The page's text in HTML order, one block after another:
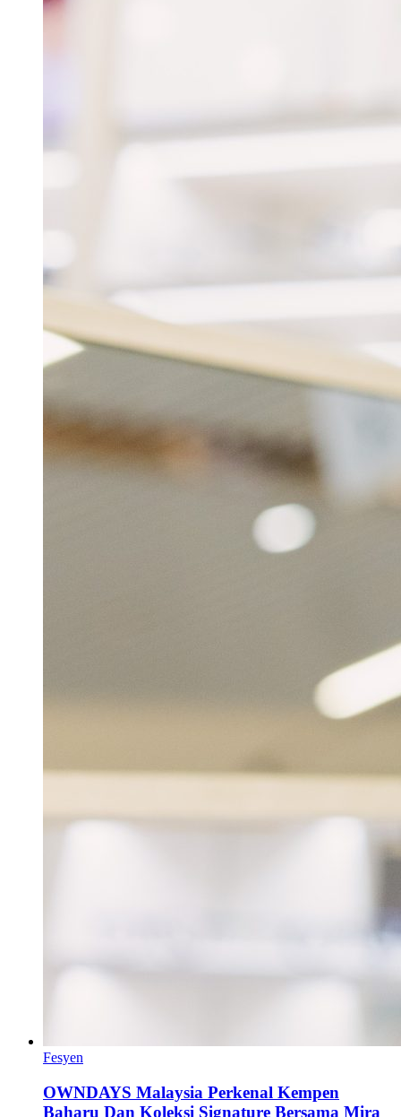
Fesyen
OWNDAYS Malaysia Perkenal Kempen
Baharu Dan Koleksi Signature Bersama Mira